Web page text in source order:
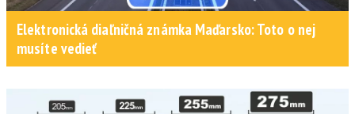
Elektronická diaľničná známka Maďarsko: Toto o nej
musíte vedieť